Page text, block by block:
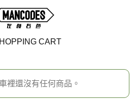
CART
裡還沒有任何商品。